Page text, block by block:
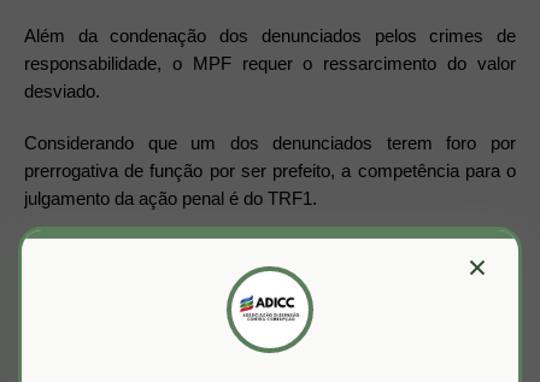
Além da condenação dos denunciados pelos crimes de
responsabilidade, o MPF requer o ressarcimento do valor
desviado.
Considerando que um dos denunciados terem foro por
prerrogativa de função por ser prefeito, a competência para o
julgamento da ação penal é do TRF1.
Processo nº 1003895-83.2020.4.01.0000
×